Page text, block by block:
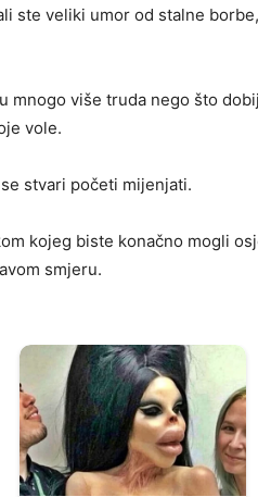
ste veliki umor od stalne
mnogo više truda nego što
vole.
stvari početi mijenjati.
kojeg biste konačno mogli
smjeru.